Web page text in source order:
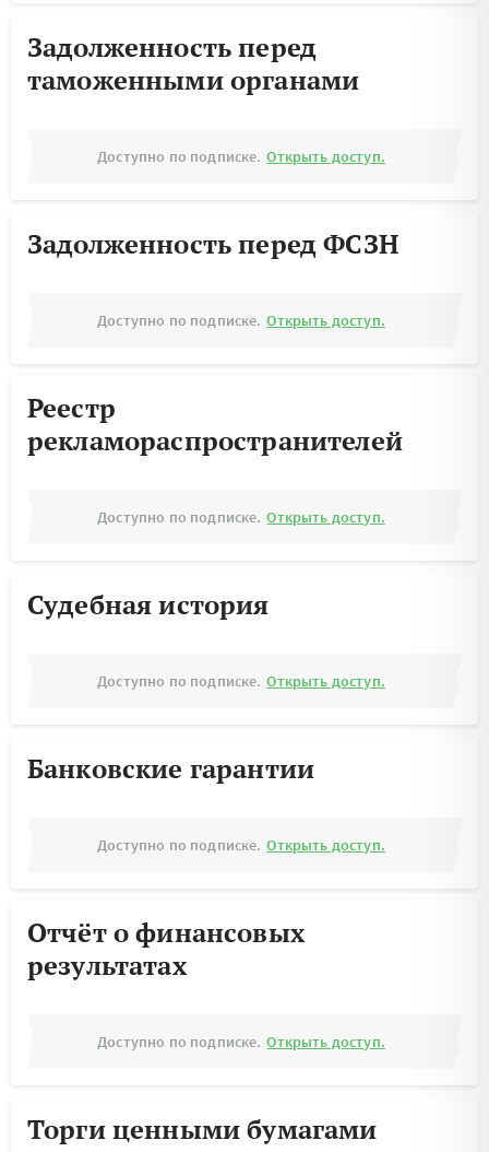
Задолженность перед
таможенными органами
Доступно по подписке. Открыть доступ.
Задолженность перед ФСЗН
Доступно по подписке. Открыть доступ.
Реестр
рекламораспространителей
Доступно по подписке. Открыть доступ.
Судебная история
Доступно по подписке. Открыть доступ.
Банковские гарантии
Доступно по подписке. Открыть доступ.
Отчёт о финансовых
результатах
Доступно по подписке. Открыть доступ.
Торги ценными бумагами